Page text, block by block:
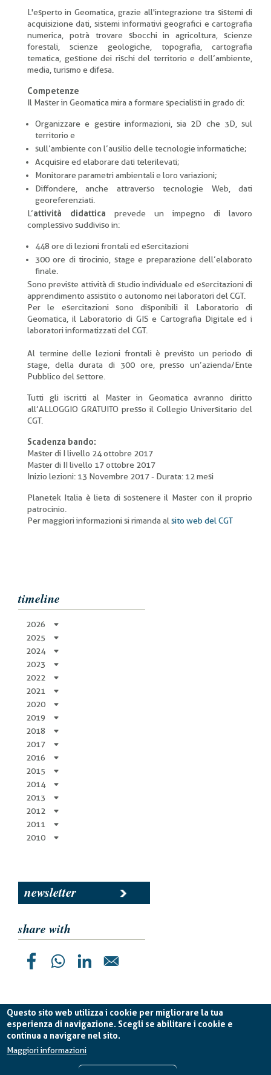
Questo sito web utilizza i cookie per migliorare la tua
esperienza di navigazione. Scegli se abilitare i cookie e
continua a navigare nel sito.
Maggiori informazioni
L'esperto in Geomatica, grazie all'integrazione tra sistemi di
acquisizione dati, sistemi informativi geografici e cartografia
numerica, potrà trovare sbocchi in agricoltura, scienze
forestali, scienze geologiche, topografia, cartografia
tematica, gestione dei rischi del territorio e dell’ambiente,
media, turismo e difesa.
Competenze
Il Master in Geomatica mira a formare specialisti in grado di:
Organizzare e gestire informazioni, sia 2D che 3D, sul
territorio e
sull’ambiente con l’ausilio delle tecnologie informatiche;
Acquisire ed elaborare dati telerilevati;
Monitorare parametri ambientali e loro variazioni;
Diffondere, anche attraverso tecnologie Web, dati
georeferenziati.
L’attività didattica prevede un impegno di lavoro
complessivo suddiviso in:
448 ore di lezioni frontali ed esercitazioni
300 ore di tirocinio, stage e preparazione dell’elaborato
finale.
Sono previste attività di studio individuale ed esercitazioni di
apprendimento assistito o autonomo nei laboratori del CGT.
Per le esercitazioni sono disponibili il Laboratorio di
Geomatica, il Laboratorio di GIS e Cartografia Digitale ed i
laboratori informatizzati del CGT.
Al termine delle lezioni frontali è previsto un periodo di
stage, della durata di 300 ore, presso un’azienda/Ente
Pubblico del settore.
Tutti gli iscritti al Master in Geomatica avranno diritto
all’ALLOGGIO GRATUITO presso il Collegio Universitario del
CGT.
Scadenza bando:
Master di I livello 24 ottobre 2017
Master di II livello 17 ottobre 2017
Inizio lezioni: 13 Novembre 2017 - Durata: 12 mesi
Planetek Italia è lieta di sostenere il Master con il proprio
patrocinio.
Per maggiori informazioni si rimanda al sito web del CGT
timeline
2026
2025
2024
2023
2022
2021
2020
2019
2018
2017
2016
2015
2014
2013
2012
2011
2010
newsletter
share with
Planetek Italia s.r.l. P. IVA 04555490723 -